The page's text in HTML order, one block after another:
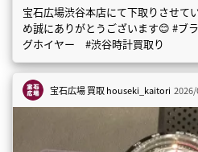
宝石広場渋谷本店にて下取りさせて
め誠にありがとうございます😊 #
グホイヤー #渋谷時計買取り
宝石広場 買取houseki_kaitori